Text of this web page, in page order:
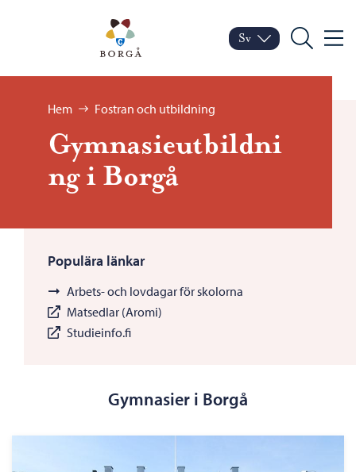
Porvoo – Gå till
Byt språk
Nuvarande språk:
Sv
Sök Meny
Bläddra:
Hem Fostran och utbildning
Gymnasieutbildni
ng i Borgå
Populära länkar
Arbets- och lovdagar för skolorna
Matsedlar (Aromi)
Studieinfo.fi
Gymnasier i Borgå